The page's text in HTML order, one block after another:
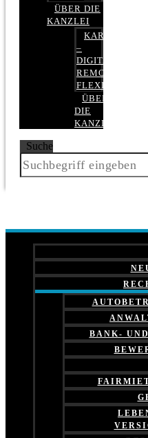
ÜBER DIE
KANZLEI
KARRIERE
–
DIGITAL,
REMOTE,
FLEXIBEL
ÜBER
DIE
KANZLEI
Suche
BANK-